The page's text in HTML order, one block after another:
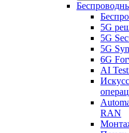
5G
5G
5G
6G
AI
RAN